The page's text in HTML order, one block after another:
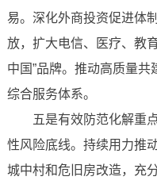
易。深化外商投资促进体
放，扩大电信、医疗、教
中国”品牌。推动高质量共
综合服务体系。
五是有效防范化解重点
性风险底线。持续用力推
城中村和危旧房改造，充